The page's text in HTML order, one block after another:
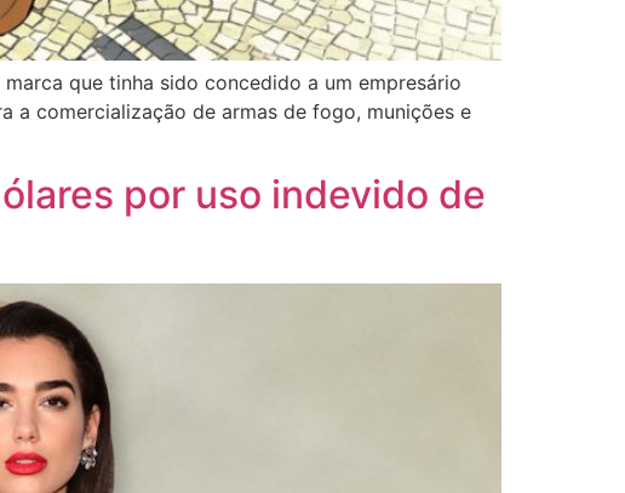
que tinha sido concedido a um empresário
a comercialização de armas de fogo, munições e
por uso indevido de